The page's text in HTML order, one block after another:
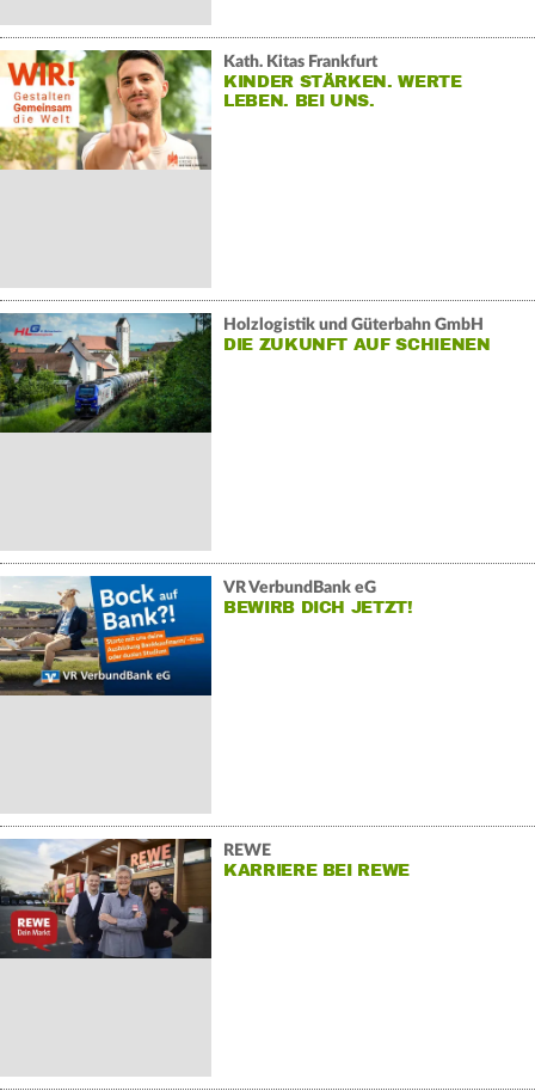
Kath. Kitas Frankfurt
KINDER STÄRKEN. WERTE
LEBEN. BEI UNS.
Holzlogistik und Güterbahn GmbH
DIE ZUKUNFT AUF SCHIENEN
VR VerbundBank eG
BEWIRB DICH JETZT!
REWE
KARRIERE BEI REWE